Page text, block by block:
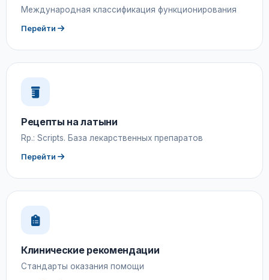
Международная классификация функционирования
Перейти
Рецепты на латыни
Rp.: Scripts. База лекарственных препаратов
Перейти
Клинические рекомендации
Стандарты оказания помощи